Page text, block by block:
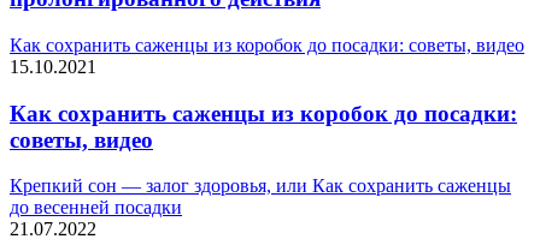
Как сохранить саженцы из коробок до посадки: советы, видео
15.10.2021
Как сохранить саженцы из коробок до посадки:
советы, видео
Крепкий сон — залог здоровья, или Как сохранить саженцы
до весенней посадки
21.07.2022